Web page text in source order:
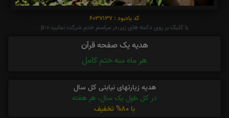
کد یادبود : 6037137
با کلیک بر روی دکمه های زیر،در مراسم ختم شرکت نمایید p:0
هدیه یک صفحه قرآن
هر ماه سه ختم کامل
هدیه زیارتهای نیابتی کل سال
در کل طول یک سال، هر هفته
با 80% تخفیف